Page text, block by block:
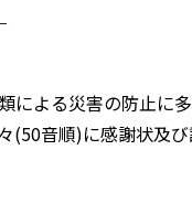
による災害の防止に
音順)に感謝状及び